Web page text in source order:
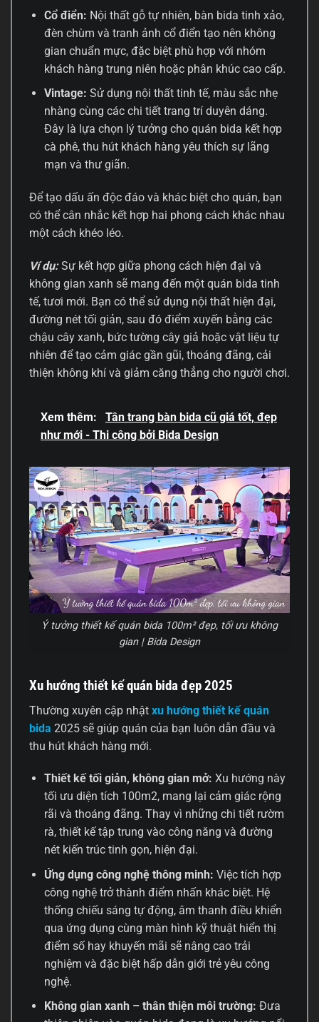
Cổ điển: Nội thất gỗ tự nhiên, bàn bida tinh xảo,
đèn chùm và tranh ảnh cổ điển tạo nên không
gian chuẩn mực, đặc biệt phù hợp với nhóm
khách hàng trung niên hoặc phân khúc cao cấp.
Vintage: Sử dụng nội thất tinh tế, màu sắc nhẹ
nhàng cùng các chi tiết trang trí duyên dáng.
Đây là lựa chọn lý tưởng cho quán bida kết hợp
cà phê, thu hút khách hàng yêu thích sự lãng
mạn và thư giãn.
Để tạo dấu ấn độc đáo và khác biệt cho quán, bạn
có thể cân nhắc kết hợp hai phong cách khác nhau
một cách khéo léo.
Ví dụ:Sự kết hợp giữa phong cách hiện đại và
không gian xanh sẽ mang đến một quán bida tinh
tế, tươi mới. Bạn có thể sử dụng nội thất hiện đại,
đường nét tối giản, sau đó điểm xuyến bằng các
chậu cây xanh, bức tường cây giả hoặc vật liệu tự
nhiên để tạo cảm giác gần gũi, thoáng đãng, cải
thiện không khí và giảm căng thẳng cho người chơi.
Xem thêm:
Tân trang bàn bida cũ giá tốt, đẹp
như mới - Thi công bởi Bida Design
Ý tưởng thiết kế quán bida 100m² đẹp, tối ưu không
gian | Bida Design
Xu hướng thiết kế quán bida đẹp 2025
Thường xuyên cập nhật xu hướng thiết kế quán
bida 2025 sẽ giúp quán của bạn luôn dẫn đầu và
thu hút khách hàng mới.
Thiết kế tối giản, không gian mở: Xu hướng này
tối ưu diện tích 100m2, mang lại cảm giác rộng
rãi và thoáng đãng. Thay vì những chi tiết rườm
rà, thiết kế tập trung vào công năng và đường
nét kiến trúc tinh gọn, hiện đại.
Ứng dụng công nghệ thông minh: Việc tích hợp
công nghệ trở thành điểm nhấn khác biệt. Hệ
thống chiếu sáng tự động, âm thanh điều khiển
qua ứng dụng cùng màn hình kỹ thuật hiển thị
điểm số hay khuyến mãi sẽ nâng cao trải
nghiệm và đặc biệt hấp dẫn giới trẻ yêu công
nghệ.
Không gian xanh – thân thiện môi trường: Đưa